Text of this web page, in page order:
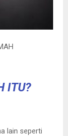
ITU?
lain seperti